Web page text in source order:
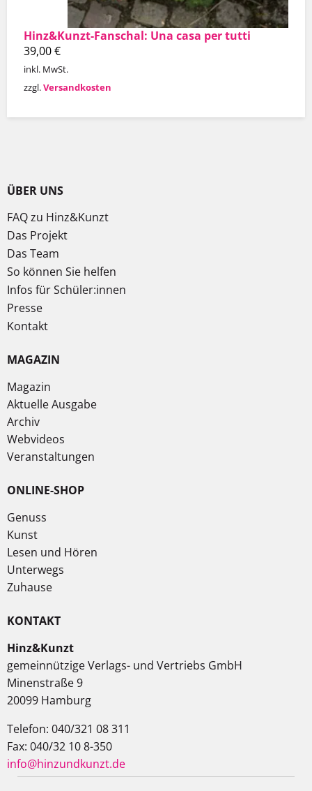
Hinz&Kunzt-Fanschal: Una casa per tutti
39,00€
inkl. MwSt.
zzgl.Versandkosten
ÜBER UNS
FAQ zu Hinz&Kunzt
Das Projekt
Das Team
So können Sie helfen
Infos für Schüler:innen
Presse
Kontakt
MAGAZIN
Magazin
Aktuelle Ausgabe
Archiv
Webvideos
Veranstaltungen
ONLINE-SHOP
Genuss
Kunst
Lesen und Hören
Unterwegs
Zuhause
KONTAKT
Hinz&Kunzt
gemeinnützige Verlags- und Vertriebs GmbH
Minenstraße 9
20099 Hamburg
Telefon: 040/321 08 311
Fax: 040/32 10 8-350
info@hinzundkunzt.de